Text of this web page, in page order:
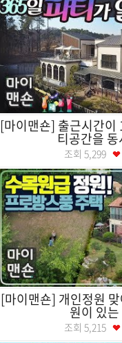
[마이맨숀] 출근시간이
티공간을
조회 5,299
[마이맨숀] 개인정원
원이 있
조회 5,215